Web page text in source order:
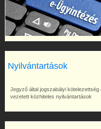
Nyilvántartások
Jegyző által jogszabályi kötelezettség
vezetett közhiteles nyilvántartások